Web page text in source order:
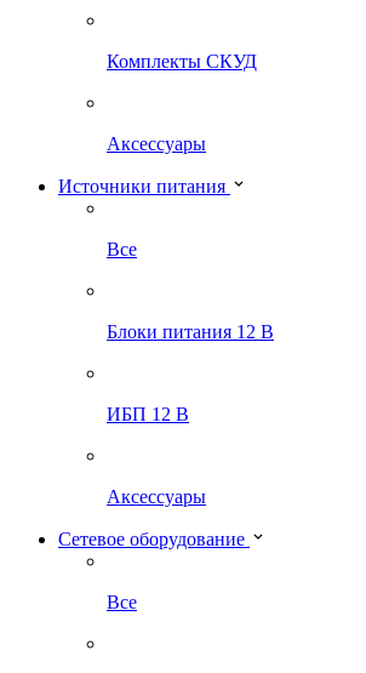
Комплекты СКУД
Аксессуары
Источники питания
Все
Блоки питания 12 В
ИБП 12 В
Аксессуары
Сетевое оборудование
Все